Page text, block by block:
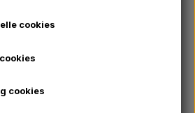
Ferguson
cookies
cookies